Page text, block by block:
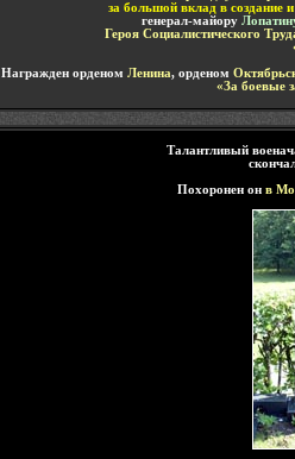
за большой вклад в создание
генерал-майору
Героя Социалистического
Награжден орденом Ленина, орденом
«За боевые
Талантливый
Похоронен он в